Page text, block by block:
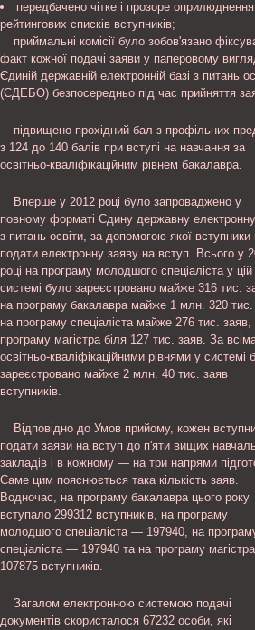
передбачено чітке і прозоре оприлюднення
рейтингових списків вступників;
приймальні комісії було зобов'язано
факт кожної подачі заяви у паперовому
Єдиній державній електронній базі з питань
(ЄДЕБО) безпосередньо під час прийняття
підвищено прохідний бал з профільних
з 124 до 140 балів при вступі на навчання за
освітньо-кваліфікаційним рівнем бакалавра.
Вперше у 2012 році було запроваджено у
повному форматі Єдину державну
з питань освіти, за допомогою якої
подати електронну заяву на вступ. Всього у
році на програму молодшого спеціаліста у цій
системі було зареєстровано майже 316 тис.
на програму бакалавра майже 1 млн. 320 тис.
на програму спеціаліста майже 276 тис. заяв,
програму магістра біля 127 тис. заяв. За
освітньо-кваліфікаційними рівнями у системі
зареєстровано майже 2 млн. 40 тис. заяв
вступників.
Відповідно до Умов прийому, кожен
подати заяви на вступ до п'яти вищих
закладів і в кожному — на три напрями
Саме цим пояснюється така кількість заяв.
Водночас, на програму бакалавра цього року
вступало 299312 вступників, на програму
молодшого спеціаліста — 197940, на
спеціаліста — 197940 та на програму
107875 вступників.
Загалом електронною системою подачі
документів скористалося 67232 особи, які